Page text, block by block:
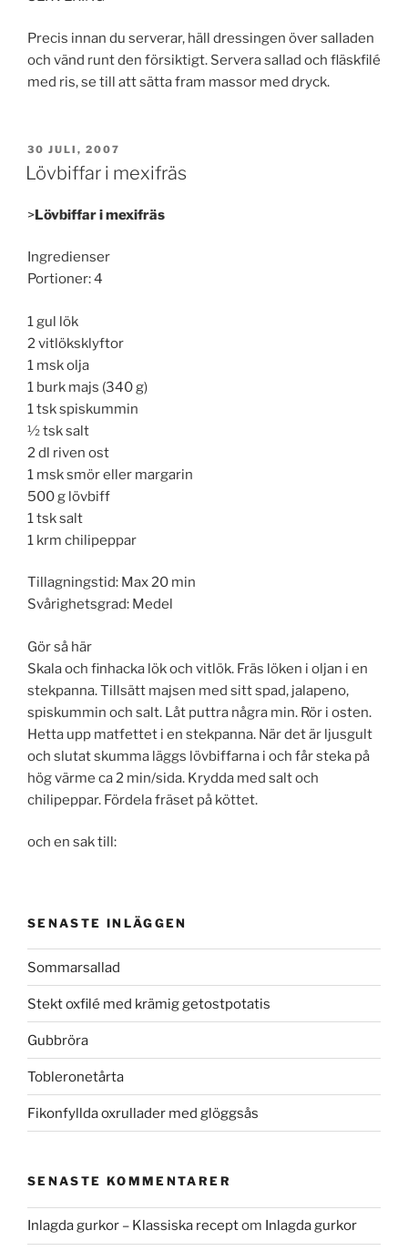
Precis innan du serverar, häll dressingen över salladen
och vänd runt den försiktigt. Servera sallad och fläskfilé
med ris, se till att sätta fram massor med dryck.
PUBLICERAT
30 JULI, 2007
Lövbiffar i mexifräs
>Lövbiffar i mexifräs
Ingredienser
Portioner: 4
1 gul lök
2 vitlöksklyftor
1 msk olja
1 burk majs (340 g)
1 tsk spiskummin
½ tsk salt
2 dl riven ost
1 msk smör eller margarin
500 g lövbiff
1 tsk salt
1 krm chilipeppar
Tillagningstid: Max 20 min
Svårighetsgrad: Medel
Gör så här
Skala och finhacka lök och vitlök. Fräs löken i oljan i en
stekpanna. Tillsätt majsen med sitt spad, jalapeno,
spiskummin och salt. Låt puttra några min. Rör i osten.
Hetta upp matfettet i en stekpanna. När det är ljusgult
och slutat skumma läggs lövbiffarna i och får steka på
hög värme ca 2 min/sida. Krydda med salt och
chilipeppar. Fördela fräset på köttet.
och en sak till:
SENASTE INLÄGGEN
Sommarsallad
Stekt oxfilé med krämig getostpotatis
Gubbröra
Tobleronetårta
Fikonfyllda oxrullader med glöggsås
SENASTE KOMMENTARER
Inlagda gurkor – Klassiska receptom Inlagda gurkor